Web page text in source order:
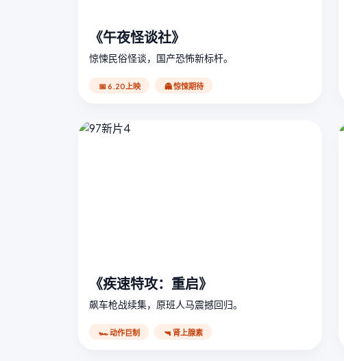
《午夜怪谈社》
惊悚民俗怪谈，国产恐怖新标杆。
📅 6.20上映 👻 惊悚期待
《疾速特攻：重启》
飙车枪战续集，原班人马震撼回归。
🏎️ 动作巨制 🔫 肾上腺素